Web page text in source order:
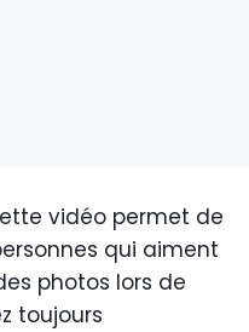
vidéo permet de
qui aiment
photos lors de
toujours